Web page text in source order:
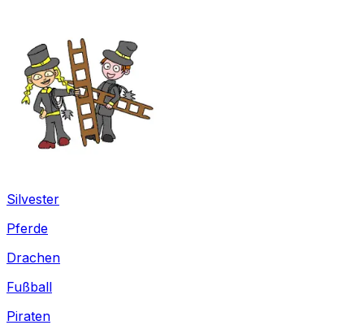
Silvester
Pferde
Drachen
Fußball
Piraten